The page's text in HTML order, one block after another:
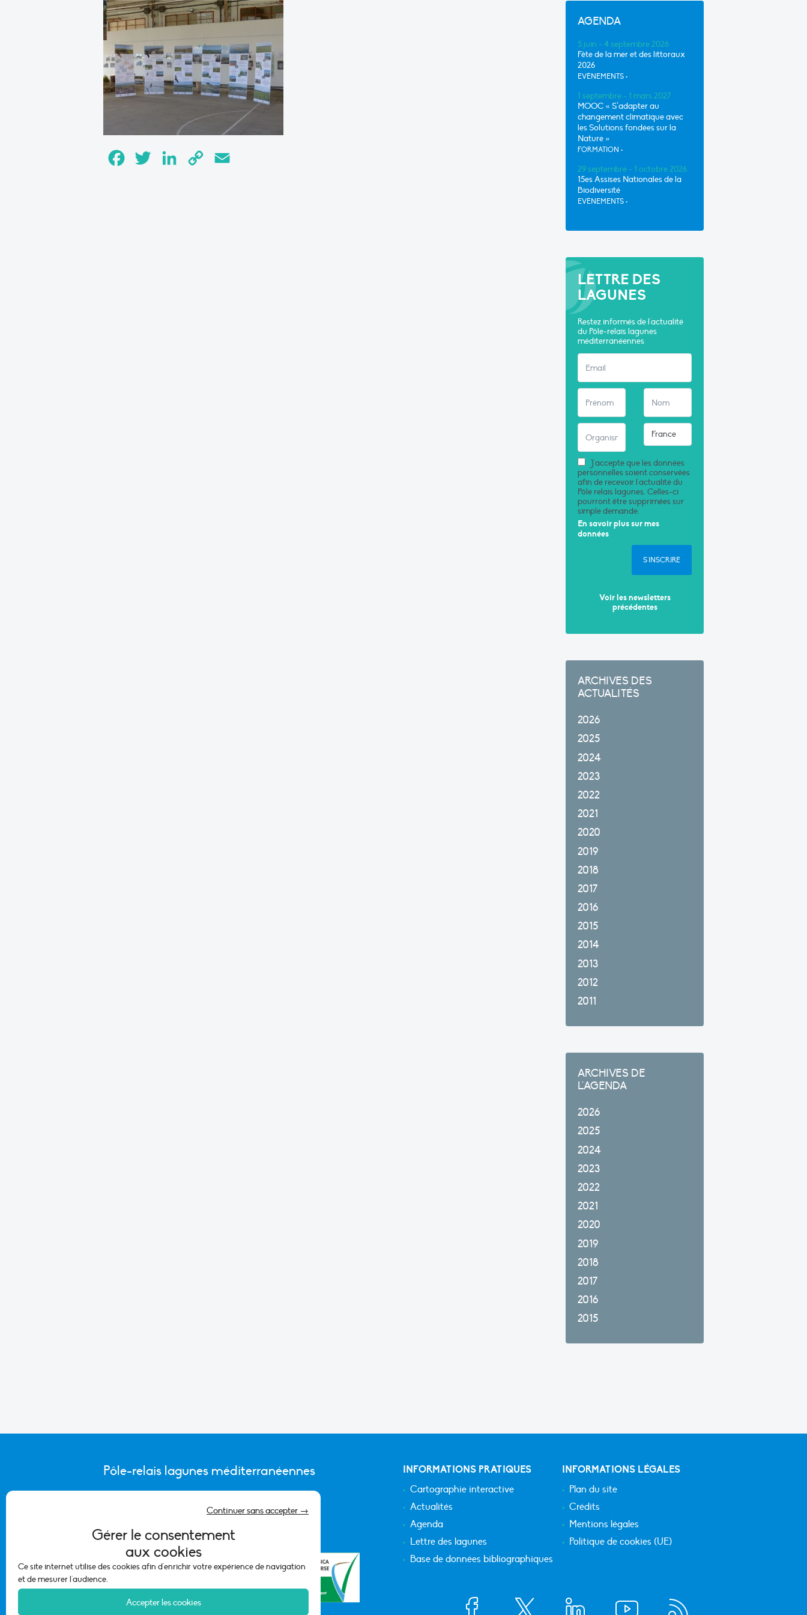
Gérer le consentement
aux cookies
Ce site internet utilise des cookies afin d'enrichir votre expérience de navigation
et de mesurer l'audience.
Accepter les cookies
Continuer sans accepter →
FacebookTwitter LinkedInCopy
AGENDA
5 juin - 4 septembre 2026
Fête de la mer et des littoraux
2026
EVÈNEMENTS •
1 septembre - 1 mars 2027
MOOC « S’adapter au
changement climatique avec
les Solutions fondées sur la
Nature »
FORMATION •
29 septembre - 1 octobre 2026
15es Assises Nationales de la
Biodiversité
EVÈNEMENTS •
LETTRE DES
LAGUNES
Restez informés de l'actualité
du Pôle-relais lagunes
méditerranéennes
J'accepte que les données
personnelles soient conservées
afin de recevoir l'actualité du
Pôle relais lagunes. Celles-ci
pourront être supprimées sur
simple demande.
En savoir plus sur mes
données
S'INSCRIRE
Voir les newsletters
précédentes
ARCHIVES DES
ACTUALITÉS
2026
2025
2024
2023
2022
2021
2020
2019
2018
2017
2016
2015
2014
2013
2012
2011
ARCHIVES DE
L'AGENDA
2026
2025
2024
2023
2022
2021
2020
2019
2018
2017
2016
2015
Pôle-relais lagunes méditerranéennes
CONTACTER L’ÉQUIPE DU PÔLE
INFORMATIONS PRATIQUES
Cartographie interactive
Actualités
Agenda
Lettre des lagunes
Base de données bibliographiques
INFORMATIONS LÉGALES
Plan du site
Crédits
Mentions légales
Politique de cookies (UE)